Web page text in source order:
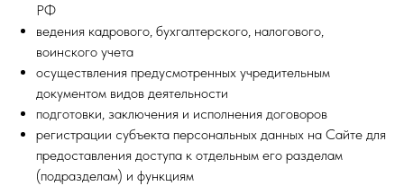
РФ
ведения кадрового, бухгалтерского, налогового,
воинского учета
осуществления предусмотренных учредительным
документом видов деятельности
подготовки, заключения и исполнения договоров
регистрации субъекта персональных данных на Сайте для
предоставления доступа к отдельным его разделам
(подразделам) и функциям